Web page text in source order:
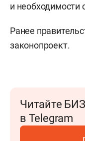
и необходимости
Ранее
законопроект.
Читайте
в Telegram